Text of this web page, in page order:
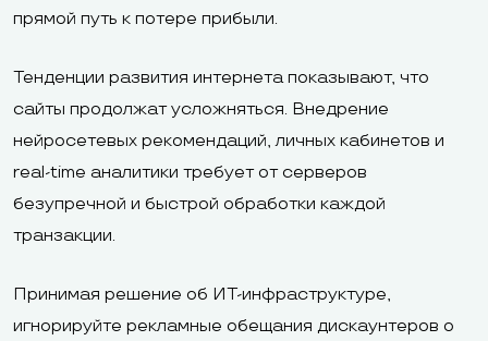
прямой путь к потере прибыли.
Тенденции развития интернета показывают, что
сайты продолжат усложняться. Внедрение
нейросетевых рекомендаций, личных кабинетов и
real-time аналитики требует от серверов
безупречной и быстрой обработки каждой
транзакции.
Принимая решение об ИТ-инфраструктуре,
игнорируйте рекламные обещания дискаунтеров о